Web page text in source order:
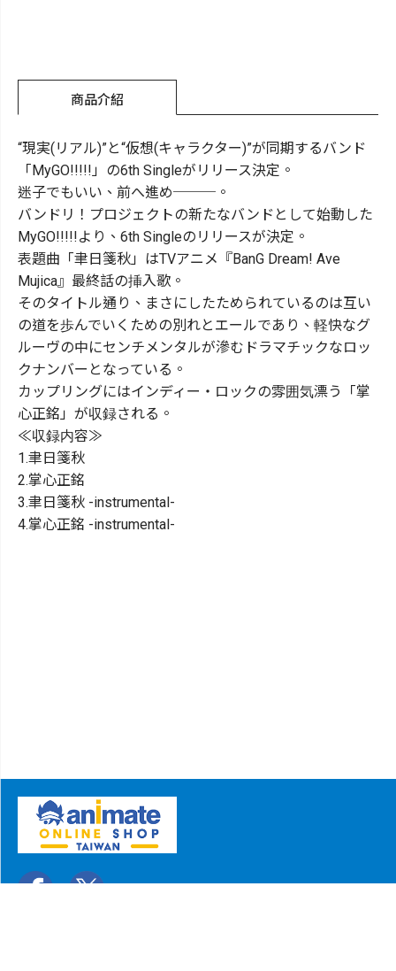
商品介紹
“現実(リアル)”と“仮想(キャラクター)”が同期するバンド
「MyGO!!!!!」の6th Singleがリリース決定。
迷子でもいい、前へ進め───。
バンドリ！プロジェクトの新たなバンドとして始動した
MyGO!!!!!より、6th Singleのリリースが決定。
表題曲「聿日箋秋」はTVアニメ『BanG Dream! Ave
Mujica』最終話の挿入歌。
そのタイトル通り、まさにしたためられているのは互い
の道を歩んでいくための別れとエールであり、軽快なグ
ルーヴの中にセンチメンタルが滲むドラマチックなロッ
クナンバーとなっている。
カップリングにはインディー・ロックの雰囲気漂う「掌
心正銘」が収録される。
≪収録内容≫
1.聿日箋秋
2.掌心正銘
3.聿日箋秋 -instrumental-
4.掌心正銘 -instrumental-